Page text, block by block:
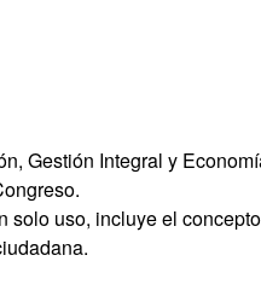
Gestión Integral y
uso, incluye el